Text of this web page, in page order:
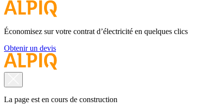
Économisez sur votre contrat d’électricité en quelques clics
Obtenir un devis
La page est en cours de construction